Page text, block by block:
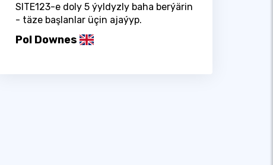
SITE123-e doly 5 ýyldyzly baha berýärin
- täze başlanlar üçin ajaýyp.
Pol Downes